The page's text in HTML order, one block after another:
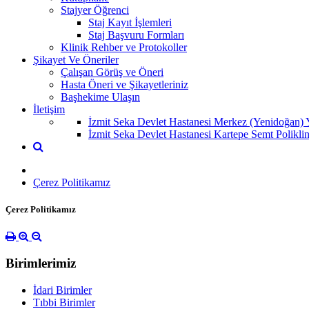
Stajyer Öğrenci
Staj Kayıt İşlemleri
Staj Başvuru Formları
Klinik Rehber ve Protokoller
Şikayet Ve Öneriler
Çalışan Görüş ve Öneri
Hasta Öneri ve Şikayetleriniz
Başhekime Ulaşın
İletişim
İzmit Seka Devlet Hastanesi Merkez (Yenidoğan)
İzmit Seka Devlet Hastanesi Kartepe Semt
Çerez Politikamız
Çerez Politikamız
Birimlerimiz
İdari Birimler
Tıbbi Birimler